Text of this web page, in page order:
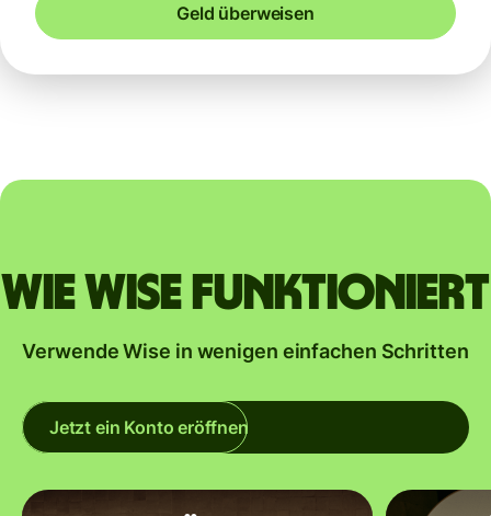
Geld überweisen
Wie Wise funktioniert
Verwende Wise in wenigen einfachen Schritten
Jetzt ein Konto eröffnen